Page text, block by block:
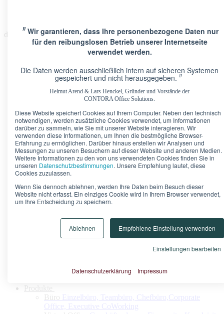
〃Wir garantieren, dass Ihre personenbezogene Daten nur
für den reibungslosen Betrieb unserer Internetseite
verwendet werden.
Die Daten werden ausschließlich intern auf sicheren Systemen
gespeichert und nicht herausgegeben.〃
Helmut Arend & Lars Henckel, Gründer und Vorstände der
CONTORA Office Solutions.
Diese Website speichert Cookies auf Ihrem Computer. Neben den technisch
notwendigen, werden zusätzliche Cookies verwendet, um Informationen
darüber zu sammeln, wie Sie mit unserer Website interagieren. Wir
verwenden diese Informationen, um Ihnen die bestmögliche Browser-
Erfahrung zu ermöglichen. Darüber hinaus erstellen wir Analysen und
Messungen zu unseren Besuchern auf dieser Website und anderen Medien.
Weitere Informationen zu den von uns verwendeten Cookies finden Sie in
unseren Datenschutzbestimmungen. Unsere Empfehlung lautet, diese
Cookies zuzulassen.
Wenn Sie dennoch ablehnen, werden Ihre Daten beim Besuch dieser
Website nicht erfasst. Ein einziges Cookie wird in Ihrem Browser verwendet,
um Ihre Entscheidung zu speichern.
Einstellungen bearbeiten
Empfohlene Einstellung verwenden
Ablehnen
Datenschutzerklärung Impressum
de
Berlin · Upper West Kurfürstendamm 11
Düsseldorf · Kö-Quartier Breite Straße 22
Frankfurt · Marienturm Taunusanlage 9-10
Frankfurt · TaunusTurm Taunustor 1
Frankfurt · Winx Tower Neue Mainzer Straße 6-10
Hamburg · Alter WallAlter Wall 32
München · Palais an der Oper Maximilianstraße 2
München · Theresienhof
Stuttgart · KronprinzenpalaisKönigstraße 38
Konfigurieren Sie nach Ihrem Bedarf Ihr Virtuelles Büro oder
Produkte
Büro Einzelbüro, Teambüro, Chefbüro,Corporate
Office, Executive CoWorking